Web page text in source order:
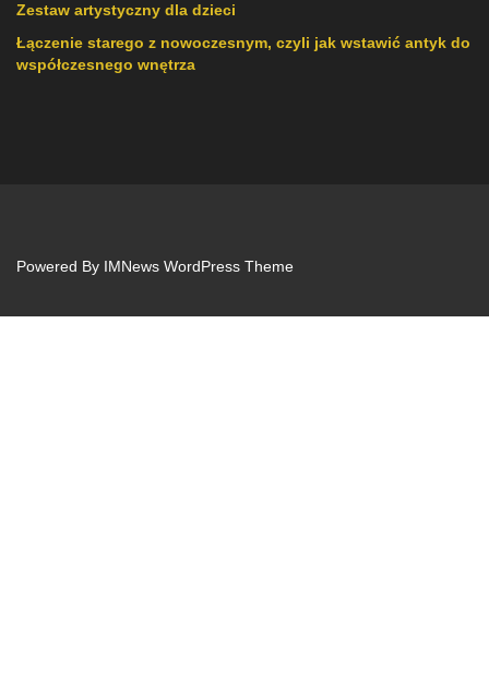
Zestaw artystyczny dla dzieci
Łączenie starego z nowoczesnym, czyli jak wstawić antyk do
współczesnego wnętrza
Powered By IMNews WordPress Theme